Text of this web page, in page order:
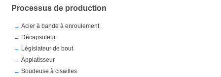
Processus de production
Acier à bande à enroulement
Décapsuleur
Législateur de bout
Applatisseur
Soudeuse à cisailles